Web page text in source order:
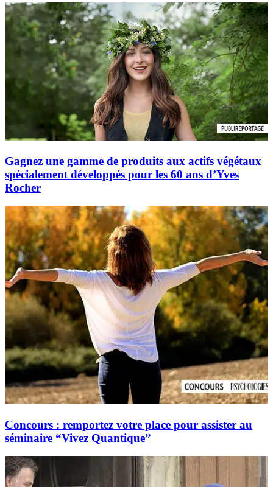
Gagnez une gamme de produits aux actifs végétaux
spécialement développés pour les 60 ans d’Yves
Rocher
Concours : remportez votre place pour assister au
séminaire “Vivez Quantique”